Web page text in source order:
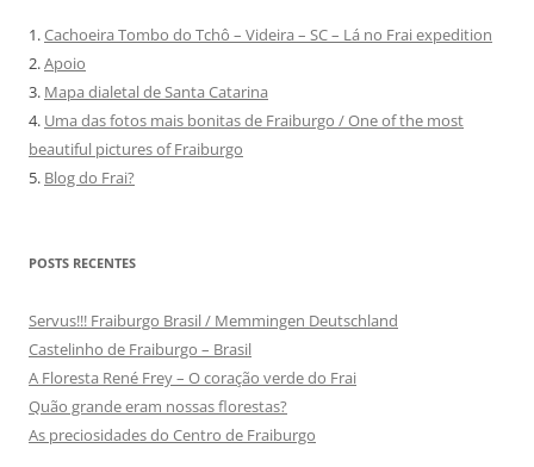
1.Cachoeira Tombo do Tchô – Videira – SC – Lá no Frai expedition
2.Apoio
3. Mapa dialetal de Santa Catarina
4. Uma das fotos mais bonitas de Fraiburgo / One of the most
beautiful pictures of Fraiburgo
5. Blog do Frai?
POSTS RECENTES
Servus!!! Fraiburgo Brasil / Memmingen Deutschland
Castelinho de Fraiburgo – Brasil
A Floresta René Frey – O coração verde do Frai
Quão grande eram nossas florestas?
As preciosidades do Centro de Fraiburgo